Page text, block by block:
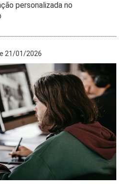
personalizada no
21/01/2026